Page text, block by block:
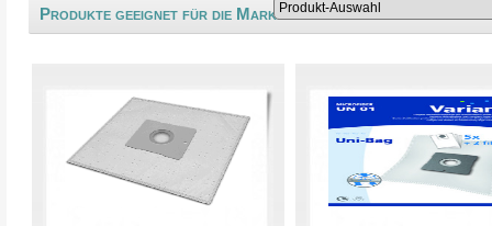
Produkte geeignet für die Marke Grundig®